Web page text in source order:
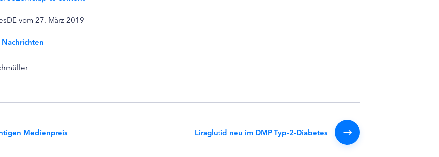
vom 27. März 2019
Nachrichten
Medienpreis Liraglutid neu im DMP Typ-2-Diabetes